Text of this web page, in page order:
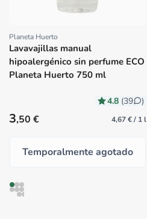
Proveedor:
Planeta Huerto
Lavavajillas manual
hipoalergénico sin perfume ECO
Planeta Huerto 750 ml
4.8 (39 )
Precio habitual
3,50 € 4,67 € / 1 l
Temporalmente agotado